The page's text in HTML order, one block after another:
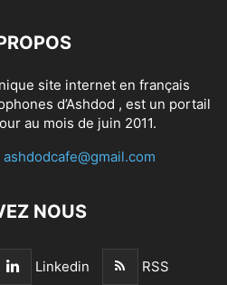
site internet en français
d’Ashdod , est un portail
au mois de juin 2011.
ashdodcafe@gmail.com
NOUS
Linkedin RSS